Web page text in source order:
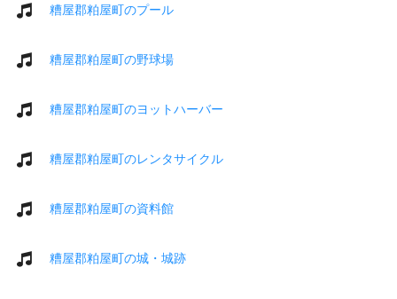
糟屋郡粕屋町のプール
糟屋郡粕屋町の野球場
糟屋郡粕屋町のヨットハーバー
糟屋郡粕屋町のレンタサイクル
糟屋郡粕屋町の資料館
糟屋郡粕屋町の城・城跡